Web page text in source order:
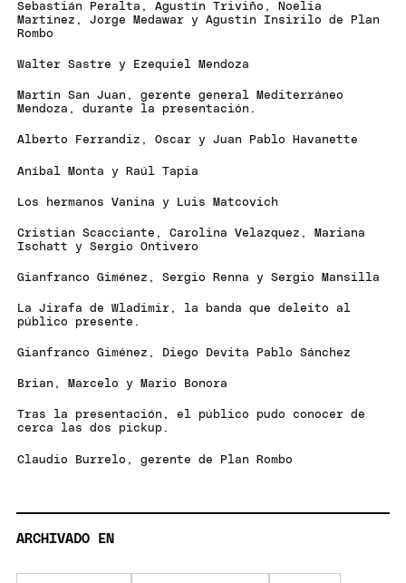
Sebastián Peralta, Agustín Triviño, Noelia
Martínez, Jorge Medawar y Agustín Insirilo de Plan
Rombo
Walter Sastre y Ezequiel Mendoza
Martín San Juan, gerente general Mediterráneo
Mendoza, durante la presentación.
Alberto Ferrandiz, Oscar y Juan Pablo Havanette
Aníbal Monta y Raúl Tapia
Los hermanos Vanina y Luis Matcovich
Cristian Scacciante, Carolina Velazquez, Mariana
Ischatt y Sergio Ontivero
Gianfranco Giménez, Sergio Renna y Sergio Mansilla
La Jirafa de Wladimir, la banda que deleito al
público presente.
Gianfranco Giménez, Diego Devita Pablo Sánchez
Brian, Marcelo y Mario Bonora
Tras la presentación, el público pudo conocer de
cerca las dos pickup.
Claudio Burrelo, gerente de Plan Rombo
ARCHIVADO EN